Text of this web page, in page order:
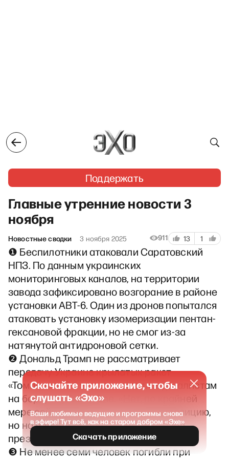
Поддержать
Главные утренние новости 3
ноября
Новостные сводки 3 ноября 2025 911 13 1
❶ Беспилотники атаковали Саратовский
НПЗ. По данным украинских
мониторинговых каналов, на территории
завода зафиксировано возгорание в районе
установки АВТ-6. Один из дронов попытался
атаковать установку изомеризации пентан-
гексановой фракции, но не смог из-за
натянутой антидроновой сетки.
❷ Дональд Трамп не рассматривает
передачу Украине крылатых ракет
«Томагавк». Об этом он заявил журналистам
на борту Air Force One. «Нет, по крайней
мере сейчас. Да, я могу изменить позицию,
но на данный момент — нет», — сказал
президент США.
❸ Не менее семи человек погибли при
Скачайте приложение, чтобы
слушать «Эхо»
Ваши любимые ведущие и программы снова
в эфире! Тут всё, как на старом добром «Эхе»
Скачать приложение